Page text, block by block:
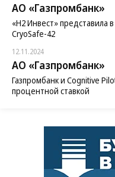
АО «Газпромбанк»
«H2 Инвест»
CryoSafe-42
12.11.2024
АО «Газпромбанк»
Газпромбанк и Cognitive
процентной ставкой